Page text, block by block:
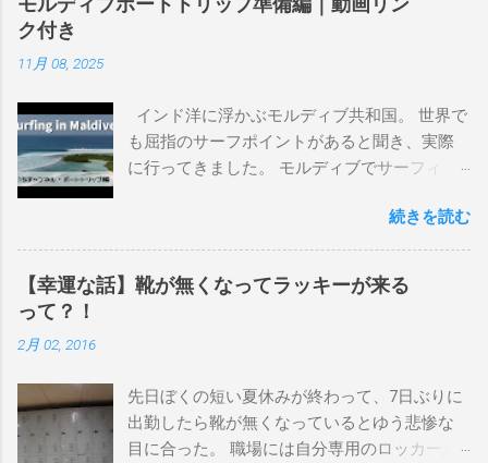
んなサーフボードに乗って、サーフィンの世
ーメイドビーチ 最もロングライドしてきたポ
イント スナッパー、レインボーベイ、グリ
ーンマウント、クーリービーチ、キラ、レノ
狙っているポイント バーレー、キラ、レイ
ンボーベイ、クーリービーチ 絶対に入りたい
ポイント ベルズビーチ、グレートオーシャ
ナチュラル DHD DX-1
5'10"×18'3/8×2'3/16 Glassing Team 4×4
Extra Toe patch FCS Dacy 6'0 Nick Maz 5'5"×
ク付き
11月 08, 2025
インド洋に浮かぶモルディブ共和国。 世界で
も屈指のサーフポイントがあると聞き、実際
に行ってきました。 モルディブでサーフィン
テルやリゾートに滞在して目の前のブレイク
を独占するスタイル。もうひとつが、複数の
ポイントを巡る「ボートトリップ」です。 今
回はそのボートトリップで、時間と空間の贅
系YouTubeチャンネル「よういちチャンネル
Spirit Kooks」と、国内外のサーフトリップ専
門旅行会社「Geekoutトラベル」さんとのコラ
続きを読む
【幸運な話】靴が無くなってラッキーが来る
って？！
2月 02, 2016
先日ぼくの短い夏休みが終わって、7日ぶりに
出勤したら靴が無くなっているとゆう悲惨な
目に合った。 職場には自分専用のロッカーが